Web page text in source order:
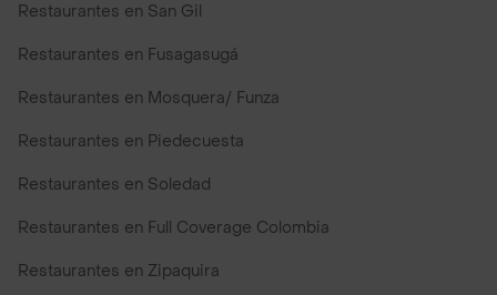
Restaurantes en San Gil
Restaurantes en Fusagasugá
Restaurantes en Mosquera/ Funza
Restaurantes en Piedecuesta
Restaurantes en Soledad
Restaurantes en Full Coverage Colombia
Restaurantes en Zipaquira